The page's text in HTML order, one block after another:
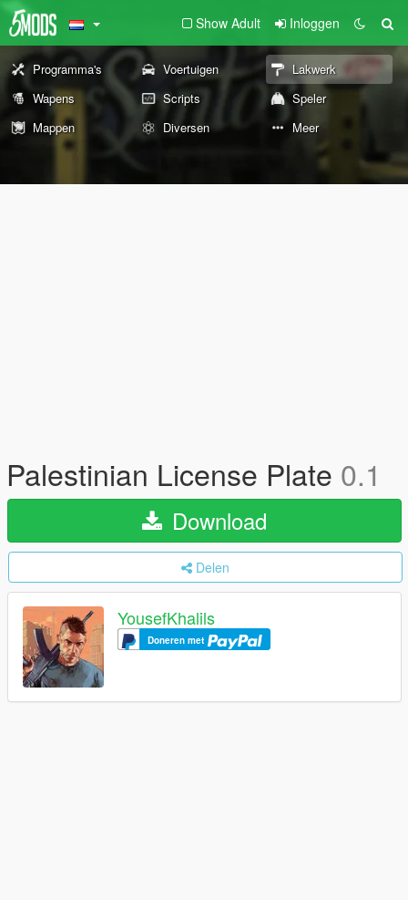
Show Adult Inloggen
Programma's Voertuigen
Lakwerk
Wapens
Scripts
Speler
Mappen
Diversen Meer
Palestinian License Plate 0.1
Download
Delen
YousefKhalils
Doneren met